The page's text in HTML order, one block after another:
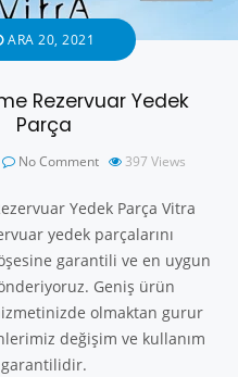
ARA 20, 2021
Rezervuar Yedek
Parça
No Comment 397 Views
Yedek Parça Vitra
yedek parçalarını
garantili ve en uygun
Geniş ürün
olmaktan gurur
değişim ve kullanım
garantilidir.